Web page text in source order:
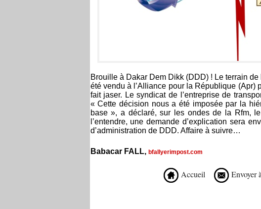
Brouille à Dakar Dem Dikk (DDD) ! Le terrain de
été vendu à l’Alliance pour la République (Apr)
fait jaser. Le syndicat de l’entreprise de
« Cette décision nous a été imposée par la
base », a déclaré, sur les ondes de la Rfm,
l’entendre, une demande d’explication sera
d’administration de DDD. Affaire à suivre…
Babacar FALL, bfallyerimpost.com
Accueil Envoyer